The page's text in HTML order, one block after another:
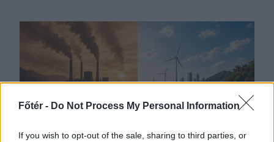
Főtér - Do Not Process My Personal Information
If you wish to opt-out of the sale, sharing to third parties, or